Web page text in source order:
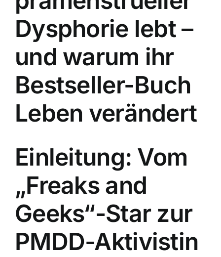
Dysphorie lebt –
und warum ihr
Bestseller-Buch
Leben verändert
Einleitung: Vom
„Freaks and
Geeks“-Star zur
PMDD-Aktivistin